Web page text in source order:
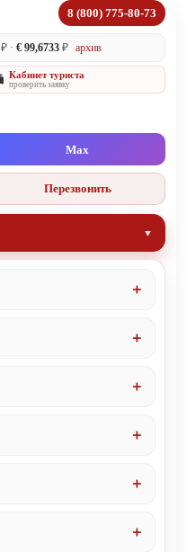
8 (800) 775-80-73
₽ · € 99,6733 ₽ архив
Кабинет туриста
проверить заявку
Max
Перезвонить